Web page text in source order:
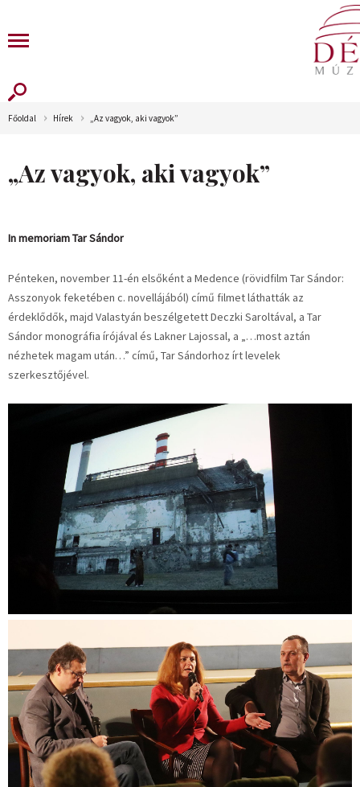
Főoldal Hírek „Az vagyok, aki vagyok”
„Az vagyok, aki vagyok”
In memoriam Tar Sándor
Pénteken, november 11-én elsőként a Medence (rövidfilm Tar Sándor:
Asszonyok feketében c. novellájából) című filmet láthatták az
érdeklődők, majd Valastyán beszélgetett Deczki Saroltával, a Tar
Sándor monográfia írójával és Lakner Lajossal, a „…most aztán
nézhetek magam után…” című, Tar Sándorhoz írt levelek
szerkesztőjével.